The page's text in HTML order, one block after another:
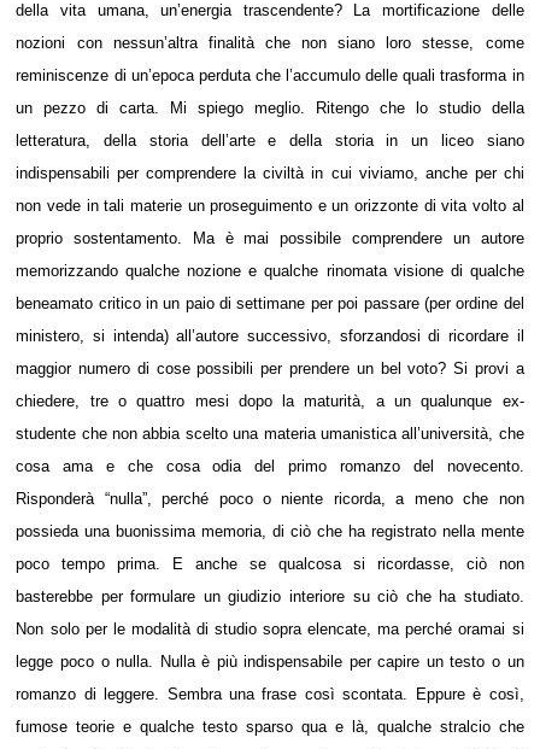
della vita umana, un’energia trascendente? La mortificazione delle
nozioni con nessun’altra finalità che non siano loro stesse, come
reminiscenze di un’epoca perduta che l’accumulo delle quali trasforma in
un pezzo di carta. Mi spiego meglio. Ritengo che lo studio della
letteratura, della storia dell’arte e della storia in un liceo siano
indispensabili per comprendere la civiltà in cui viviamo, anche per chi
non vede in tali materie un proseguimento e un orizzonte di vita volto al
proprio sostentamento. Ma è mai possibile comprendere un autore
memorizzando qualche nozione e qualche rinomata visione di qualche
beneamato critico in un paio di settimane per poi passare (per ordine del
ministero, si intenda) all’autore successivo, sforzandosi di ricordare il
maggior numero di cose possibili per prendere un bel voto? Si provi a
chiedere, tre o quattro mesi dopo la maturità, a un qualunque ex-
studente che non abbia scelto una materia umanistica all’università, che
cosa ama e che cosa odia del primo romanzo del novecento.
Risponderà “nulla”, perché poco o niente ricorda, a meno che non
possieda una buonissima memoria, di ciò che ha registrato nella mente
poco tempo prima. E anche se qualcosa si ricordasse, ciò non
basterebbe per formulare un giudizio interiore su ciò che ha studiato.
Non solo per le modalità di studio sopra elencate, ma perché oramai si
legge poco o nulla. Nulla è più indispensabile per capire un testo o un
romanzo di leggere. Sembra una frase così scontata. Eppure è così,
fumose teorie e qualche testo sparso qua e là, qualche stralcio che